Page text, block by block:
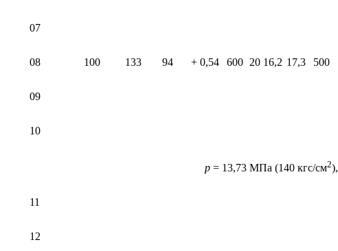
100 133 94 + 0,54 600 20 16,2 17,3 500
07
08
09
10
p = 13,73 МПа (140 кгс/см2),
11
12